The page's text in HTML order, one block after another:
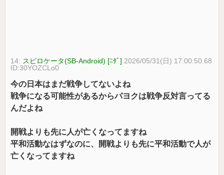
14: スピロケータ(SB-Android) [ﾆﾀﾞ] 2026/05/31(日) 17:00:50.68
ID:30YOZCLo0
今の日本はまだ戦争してないよね
戦争になる可能性があるからパヨクは戦争反対言ってる
んだよね
開戦よりも先に人が亡くなってますね
平和活動なはずなのに、開戦よりも先に平和活動で人が
亡くなってますね